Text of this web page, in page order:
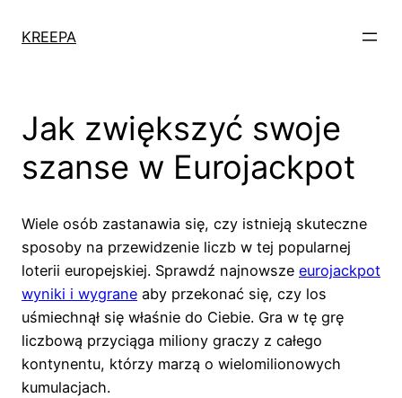
KREEPA
Jak zwiększyć swoje
szanse w Eurojackpot
Wiele osób zastanawia się, czy istnieją skuteczne
sposoby na przewidzenie liczb w tej popularnej
loterii europejskiej. Sprawdź najnowsze eurojackpot
wyniki i wygrane aby przekonać się, czy los
uśmiechnął się właśnie do Ciebie. Gra w tę grę
liczbową przyciąga miliony graczy z całego
kontynentu, którzy marzą o wielomilionowych
kumulacjach.